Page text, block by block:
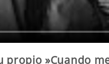
»Cuando